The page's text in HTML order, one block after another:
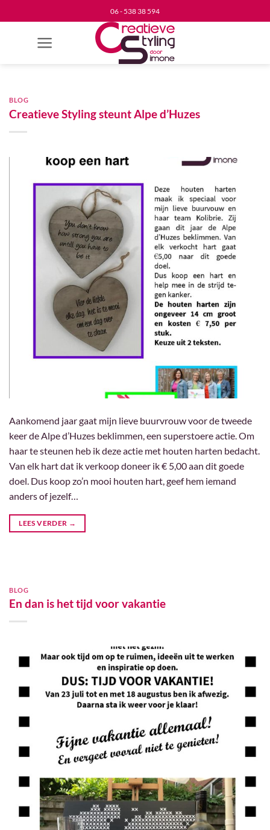
naar
06 - 538 38 594
BLOG
Creatieve Styling steunt Alpe d’Huzes
Aankomend jaar gaat mijn lieve buurvrouw voor de tweede
keer de Alpe d’Huzes beklimmen, een superstoere actie. Om
haar te steunen heb ik deze actie met houten harten bedacht.
Van elk hart dat ik verkoop doneer ik € 5,00 aan dit goede
doel. Dus koop zo’n mooi houten hart, geef hem iemand
anders of jezelf…
LEES VERDER →
BLOG
En dan is het tijd voor vakantie